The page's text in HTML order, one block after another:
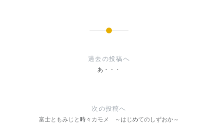
過去の投稿へ
あ・・・
次の投稿へ
富士ともみじと時々カモメ ～はじめてのしずおか～